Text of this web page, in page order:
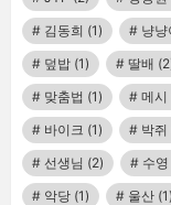
김동희 (1) 냥냥
덮밥 (1) 딸배
맞춤법 (1) 메시
바이크 (1) 박쥐
선생님 (2) 수영
악당 (1) 울산 (1)